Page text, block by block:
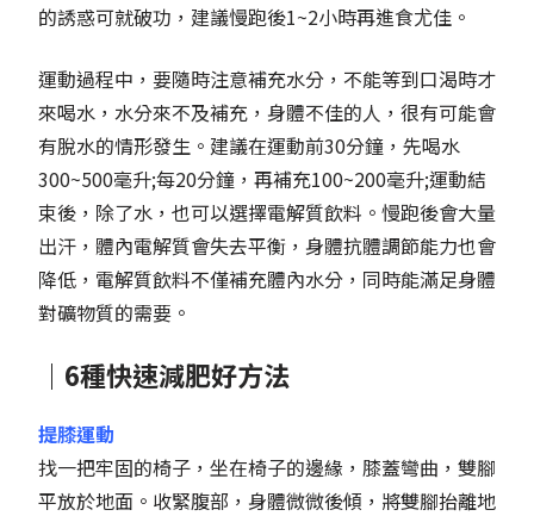
的誘惑可就破功，建議慢跑後1~2小時再進食尤佳。
運動過程中，要隨時注意補充水分，不能等到口渴時才
來喝水，水分來不及補充，身體不佳的人，很有可能會
有脫水的情形發生。建議在運動前30分鐘，先喝水
300~500毫升;每20分鐘，再補充100~200毫升;運動結
束後，除了水，也可以選擇電解質飲料。慢跑後會大量
出汗，體內電解質會失去平衡，身體抗體調節能力也會
降低，電解質飲料不僅補充體內水分，同時能滿足身體
對礦物質的需要。
｜6種快速減肥好方法
提膝運動
找一把牢固的椅子，坐在椅子的邊緣，膝蓋彎曲，雙腳
平放於地面。收緊腹部，身體微微後傾，將雙腳抬離地